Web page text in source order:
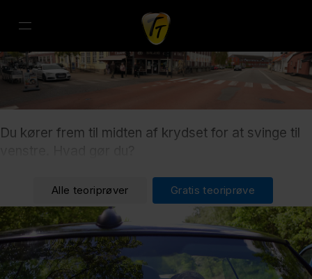
Du kører frem til midten af krydset for at svinge til
Alle teoriprøver Gratis teoriprøve